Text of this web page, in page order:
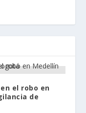
el robo en
de